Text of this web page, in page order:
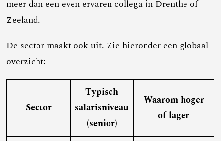
meer dan een even ervaren collega in Drenthe of
Zeeland.
De sector maakt ook uit. Zie hieronder een globaal
overzicht:
Sector
Typisch
salarisniveau
(senior)
Waarom hoger
of lager